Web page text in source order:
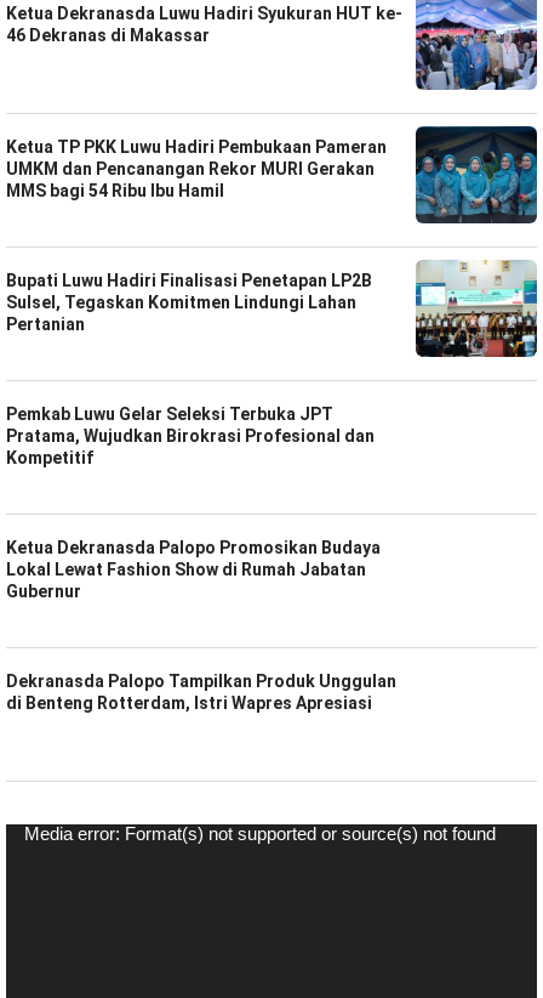
Ketua Dekranasda Luwu Hadiri Syukuran HUT ke-
46 Dekranas di Makassar
Ketua TP PKK Luwu Hadiri Pembukaan Pameran
UMKM dan Pencanangan Rekor MURI Gerakan
MMS bagi 54 Ribu Ibu Hamil
Bupati Luwu Hadiri Finalisasi Penetapan LP2B
Sulsel, Tegaskan Komitmen Lindungi Lahan
Pertanian
Pemkab Luwu Gelar Seleksi Terbuka JPT
Pratama, Wujudkan Birokrasi Profesional dan
Kompetitif
Ketua Dekranasda Palopo Promosikan Budaya
Lokal Lewat Fashion Show di Rumah Jabatan
Gubernur
Dekranasda Palopo Tampilkan Produk Unggulan
di Benteng Rotterdam, Istri Wapres Apresiasi
Pemutar
Media error: Format(s) not supported or source(s) not found